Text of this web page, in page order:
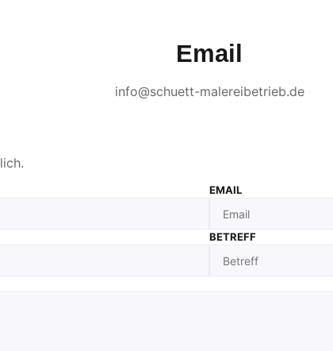
Email
info@schuett-malereibetrieb.de
EMAIL
BETREFF